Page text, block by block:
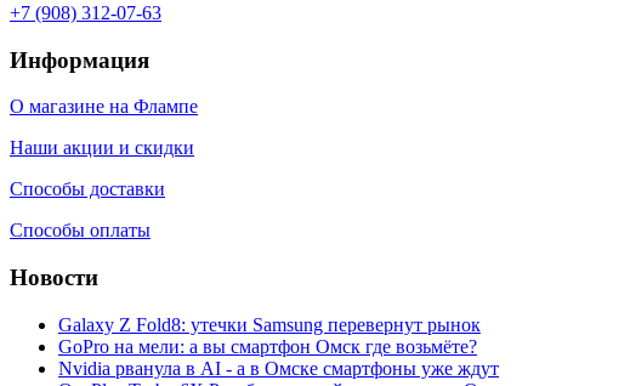
+7 (908) 312-07-63
Информация
О магазине на Флампе
Наши акции и скидки
Способы доставки
Способы оплаты
Новости
Galaxy Z Fold8: утечки Samsung перевернут рынок
GoPro на мели: а вы смартфон Омск где возьмёте?
Nvidia рванула в AI - а в Омске смартфоны уже ждут